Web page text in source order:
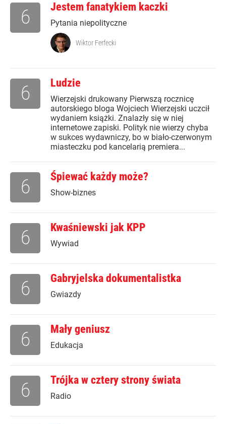
Jestem fanatykiem kaczki
Pytania niepolityczne
6
Wiktor Ferfecki
Ludzie
Wierzejski drukowany Pierwszą rocznicę
autorskiego bloga Wojciech Wierzejski uczcił
wydaniem książki. Znalazły się w niej
internetowe zapiski. Polityk nie wierzy chyba
w sukces wydawniczy, bo w biało-czerwonym
miasteczku pod kancelarią premiera...
6
Śpiewać każdy może?
Show-biznes
6
Kwaśniewski jak KPP
Wywiad
6
Gabryjelska dokumentalistka
Gwiazdy
6
Mały geniusz
Edukacja
6
Trójka w cztery strony świata
Radio
6